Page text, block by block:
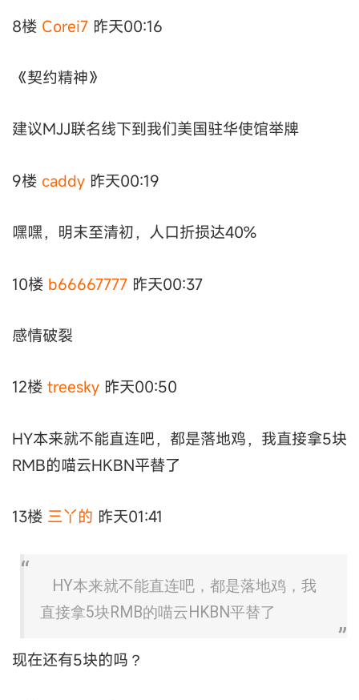
8楼 Corei7 昨天00:16
《契约精神》
建议MJJ联名线下到我们美国驻华使馆举牌
9楼 caddy 昨天00:19
嘿嘿，明末至清初，人口折损达40%
10楼 b66667777 昨天00:37
感情破裂
12楼 treesky 昨天00:50
HY本来就不能直连吧，都是落地鸡，我直接拿5块
RMB的喵云HKBN平替了
13楼 三丫的 昨天01:41
HY本来就不能直连吧，都是落地鸡，我
直接拿5块RMB的喵云HKBN平替了
现在还有5块的吗？